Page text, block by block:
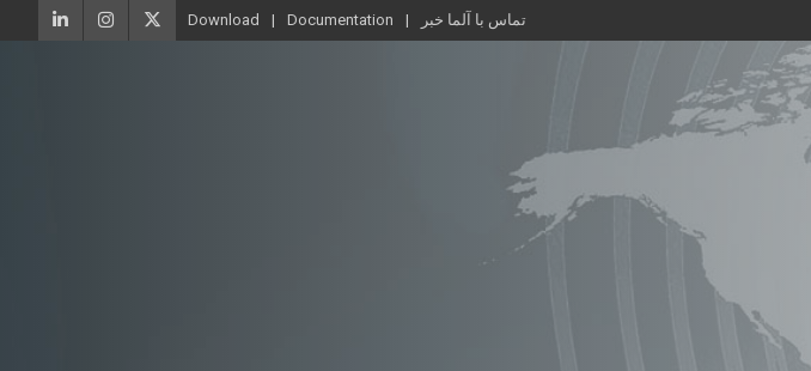
تماس با آلما خبر Documentation
Download